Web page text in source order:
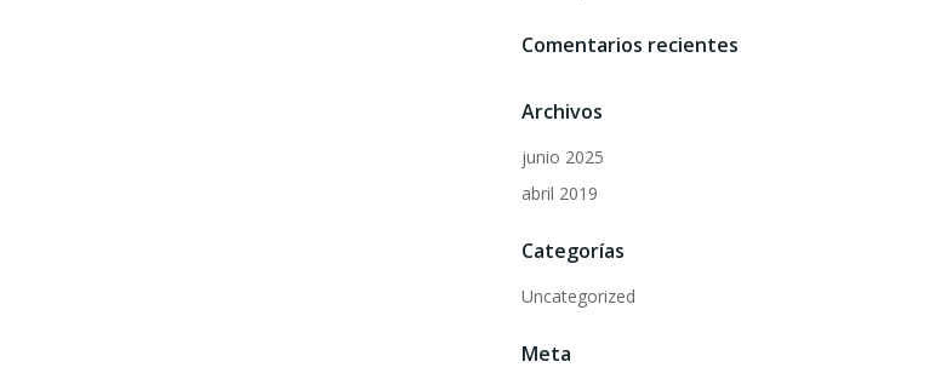
Comentarios recientes
Archivos
junio 2025
abril 2019
Categorías
Uncategorized
Meta